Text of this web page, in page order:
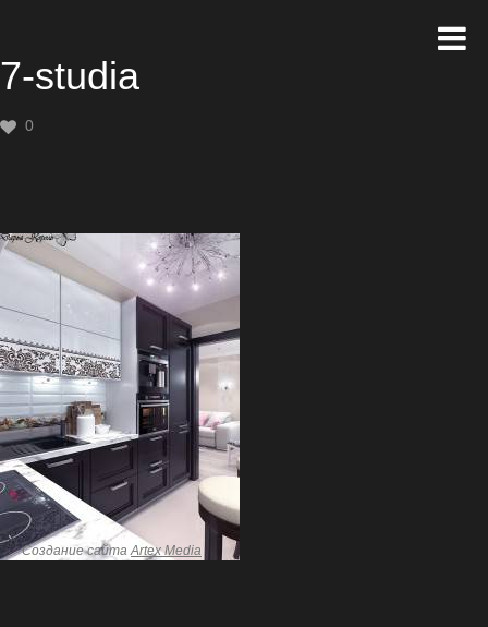
7-studia
0
Создание сайтаArtex Media